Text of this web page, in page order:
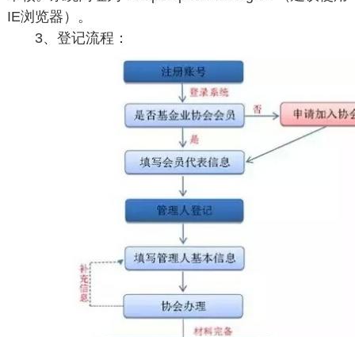
IE浏览器）。
3、登记流程：